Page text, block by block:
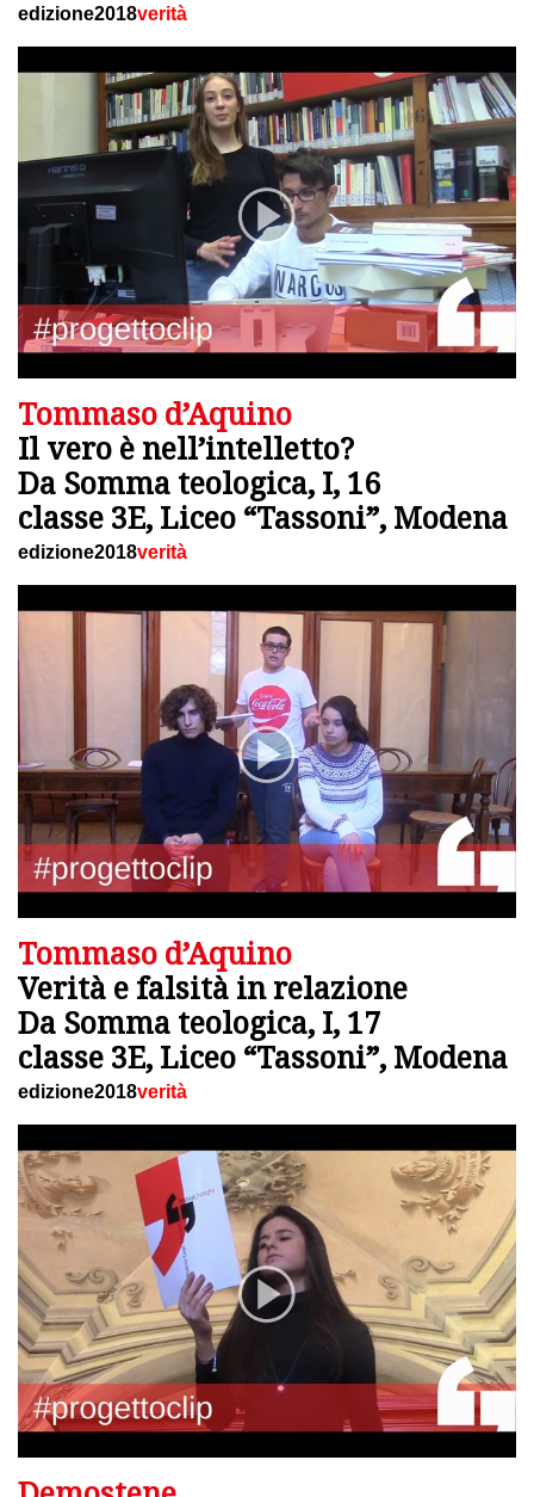
edizione2018verità
Tommaso d’Aquino
Il vero è nell’intelletto?
Da Somma teologica, I, 16
classe 3E, Liceo “Tassoni”, Modena
edizione2018verità
Tommaso d’Aquino
Verità e falsità in relazione
Da Somma teologica, I, 17
classe 3E, Liceo “Tassoni”, Modena
edizione2018verità